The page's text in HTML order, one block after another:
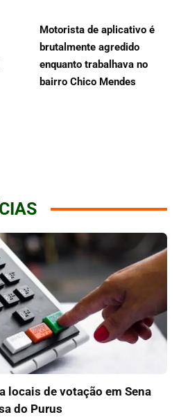
Motorista de aplicativo é
brutalmente agredido
enquanto trabalhava no
bairro Chico Mendes
locais de votação em Sena
do Purus